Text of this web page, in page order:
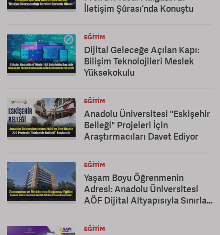
İletişim Şûrası’nda Konuştu
EĞITIM
Dijital Geleceğe Açılan Kapı:
Bilişim Teknolojileri Meslek
Yüksekokulu
EĞITIM
Anadolu Üniversitesi "Eskişehir
Belleği" Projeleri İçin
Araştırmacıları Davet Ediyor
EĞITIM
Yaşam Boyu Öğrenmenin
Adresi: Anadolu Üniversitesi
AÖF Dijital Altyapısıyla Sınırları
EĞITIM